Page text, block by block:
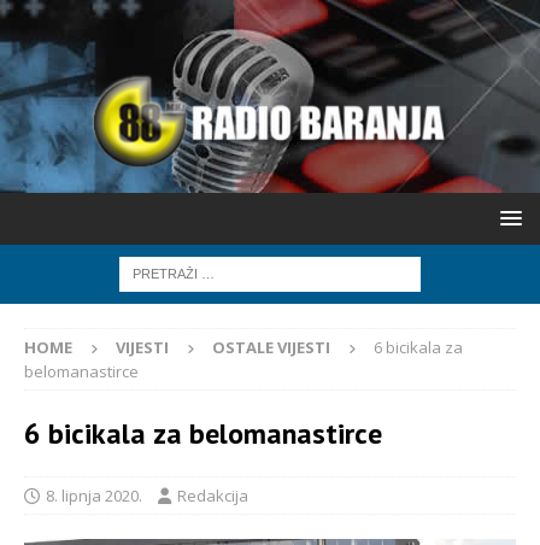
HOME VIJESTI OSTALE VIJESTI
6 bicikala za
belomanastirce
6 bicikala za belomanastirce
8. lipnja 2020. Redakcija